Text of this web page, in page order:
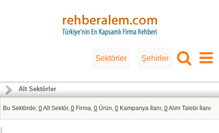
Sektörler Şehirler
Alt Sektörler
Bu Sektörde; 0Alt Sektör, 0 Firma, 0 Ürün, 0 Kampanya İlanı, 0Alım Talebi İlanı